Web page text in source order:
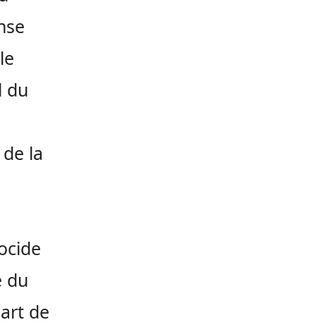
du
la
du
de